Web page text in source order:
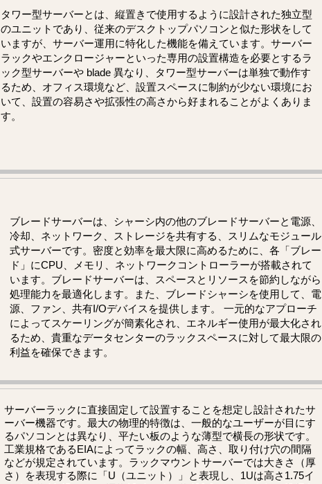
タワー型サーバーとは、縦置きで使用するように設計された独立型
のユニットであり、従来のデスクトップパソコンと似た形状をして
いますが、サーバー運用に特化した機能を備えています。サーバー
ラックやエンクロージャーといった専用の設置構造を必要とするラ
ック型サーバーや blade 異なり、タワー型サーバーは単独で動作す
るため、オフィス環境など、設置スペースに制約が少ない環境にお
いて、設置の容易さや拡張性の高さから好まれることがよくありま
す。
ブレードサーバーは、シャーシ内の他のブレードサーバーと電源、
冷却、ネットワーク、ストレージを共有する、スリムなモジュール
式サーバーです。密度と効率を最大限に高めるために、各「ブレー
ド」にCPU、メモリ、ネットワークコントローラーが搭載されて
います。ブレードサーバーは、スペースとリソースを節約しながら
処理能力を最適化します。また、ブレードシャーシを使用して、電
源、ファン、共有I/Oデバイスを提供します。 一元的なアプローチ
によってスケーリングが簡素化され、エネルギー使用が最大化され
るため、貴重なデータセンターのラックスペースに対して最大限の
利益を確保できます。
サーバーラックに直接固定して設置することを想定し設計されたサ
ーバー機器です。最大の物理的特徴は、一般的なユーザーが目にす
るパソコンとは異なり、平たい板のような薄型で横長の形状です。
工業規格であるEIAによってラックの幅、高さ、取り付け穴の間隔
などが規定されています。ラックマウントサーバーでは大きさ（厚
さ）を表現する際に「U（ユニット）」と表現し、1Uは高さ1.75イ